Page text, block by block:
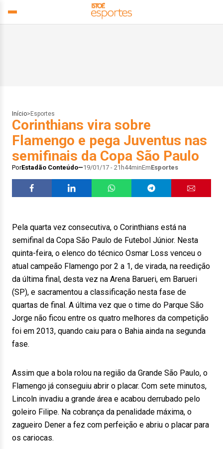
Início> Esportes
Corinthians vira sobre
Flamengo e pega Juventus nas
semifinais da Copa São Paulo
PorEstadão Conteúdo 19/01/17 - 21h44minEmEsportes
Pela quarta vez consecutiva, o Corinthians está na
semifinal da Copa São Paulo de Futebol Júnior. Nesta
quinta-feira, o elenco do técnico Osmar Loss venceu o
atual campeão Flamengo por 2 a 1, de virada, na reedição
da última final, desta vez na Arena Barueri, em Barueri
(SP), e sacramentou a classificação nesta fase de
quartas de final. A última vez que o time do Parque São
Jorge não ficou entre os quatro melhores da competição
foi em 2013, quando caiu para o Bahia ainda na segunda
fase.
Assim que a bola rolou na região da Grande São Paulo, o
Flamengo já conseguiu abrir o placar. Com sete minutos,
Lincoln invadiu a grande área e acabou derrubado pelo
goleiro Filipe. Na cobrança da penalidade máxima, o
zagueiro Dener a fez com perfeição e abriu o placar para
os cariocas.